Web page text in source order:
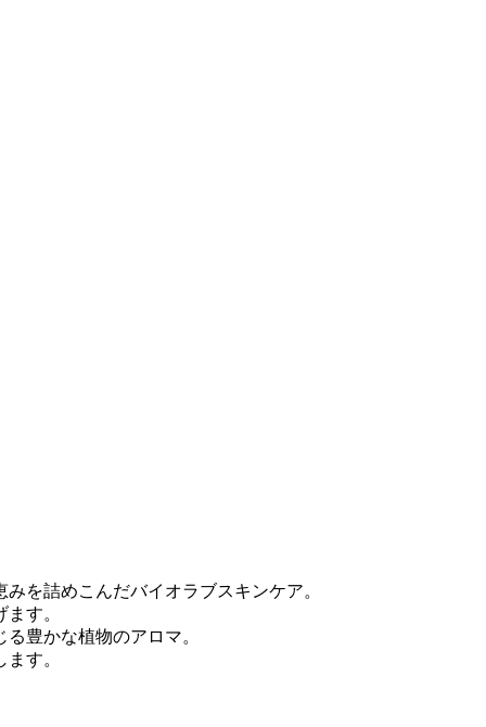
を詰めこんだバイオラブスキンケア。
す。
豊かな植物のアロマ。
す。